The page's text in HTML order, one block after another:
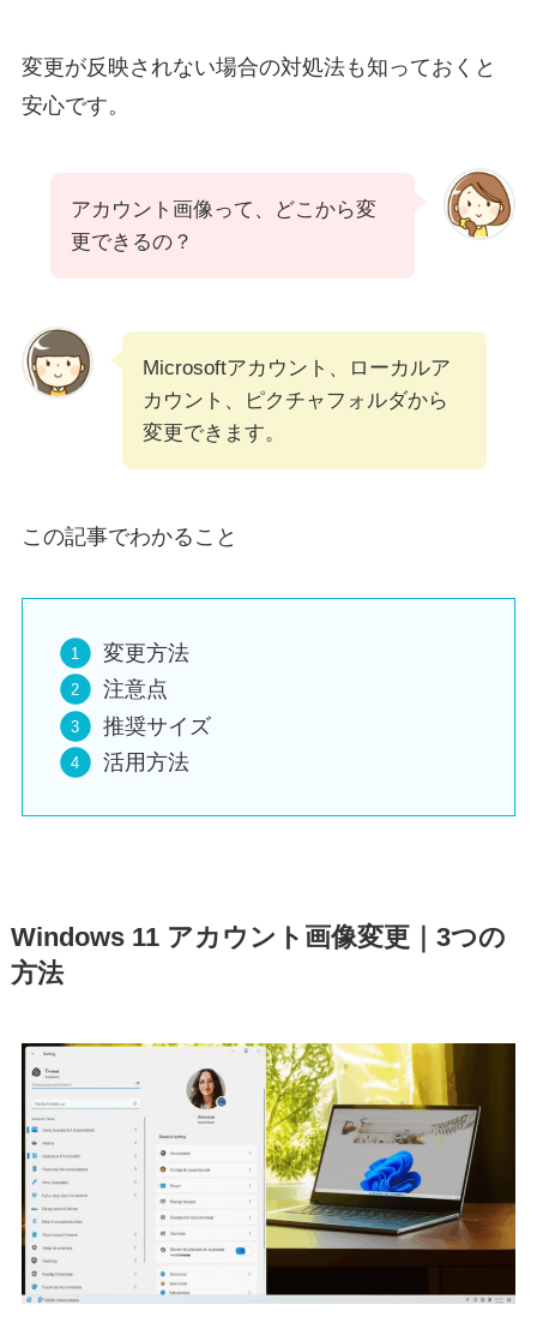
変更が反映されない場合の対処法も知っておくと
安心です。
アカウント画像って、どこから変
更できるの？
Microsoftアカウント、ローカルア
カウント、ピクチャフォルダから
変更できます。
この記事でわかること
変更方法
注意点
推奨サイズ
活用方法
Windows 11 アカウント画像変更｜3つの
方法